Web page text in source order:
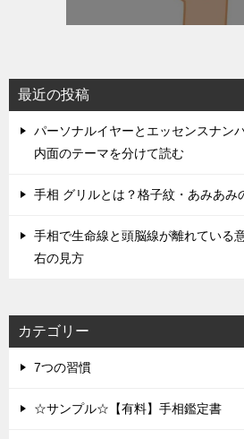
最近の投稿
パーソナルイヤーとエッセンスナン
内面のテーマを分けて読む
手相 グリルとは？格子紋・あみあみ
手相で生命線と頭脳線が離れている
右の見方
カテゴリー
7つの習慣
☆サンプル☆【有料】手相鑑定書